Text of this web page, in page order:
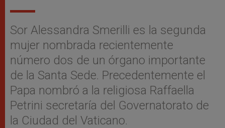
Sor Alessandra Smerilli es la segunda
mujer nombrada recientemente
número dos de un órgano importante
de la Santa Sede. Precedentemente el
Papa nombró a la religiosa Raffaella
Petrini secretaría del Governatorato de
la Ciudad del Vaticano.